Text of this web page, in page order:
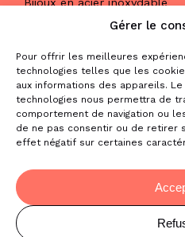
Gérer le
Pour offrir les meilleures
technologies telles que les
aux informations des appareils.
technologies nous permettra de
comportement de navigation ou
de ne pas consentir ou de retirer
effet négatif sur certaines
Bijoux en acier inoxydable
Maquillage
Parfums
Nous trouver
& nous contacter
2 place de la Liberté
31470 Saint-Lys
06 52 05 69 65